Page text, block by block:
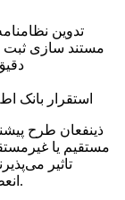
تدوین
مستند سازی ثبت
استقرار بانک
ذینفعان طرح
مستقیم یا
تاثیر
انعطاف‌پذيری ذينفعان پروژه نشان داده شده است.